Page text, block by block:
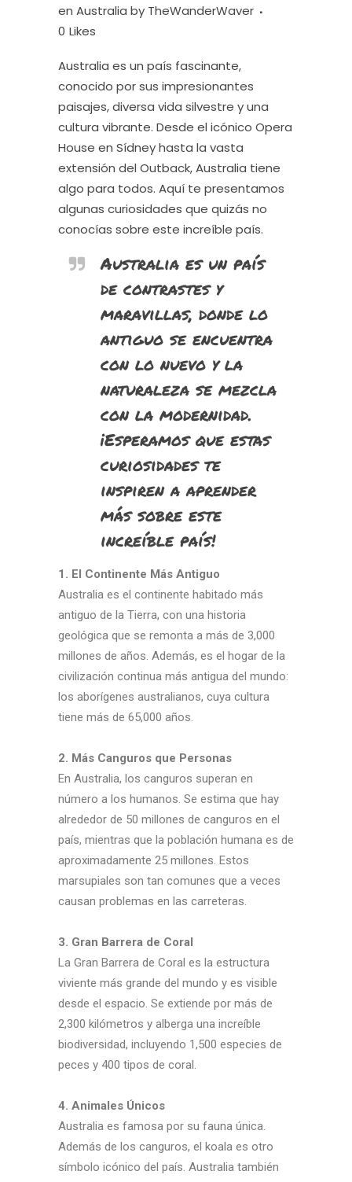
en Australia by TheWanderWaver
0 Likes
Australia es un país fascinante,
conocido por sus impresionantes
paisajes, diversa vida silvestre y una
cultura vibrante. Desde el icónico Opera
House en Sídney hasta la vasta
extensión del Outback, Australia tiene
algo para todos. Aquí te presentamos
algunas curiosidades que quizás no
conocías sobre este increíble país.
Australia es un país
de contrastes y
maravillas, donde lo
antiguo se encuentra
con lo nuevo y la
naturaleza se mezcla
con la modernidad.
¡Esperamos que estas
curiosidades te
inspiren a aprender
más sobre este
increíble país!
1. El Continente Más Antiguo
Australia es el continente habitado más
antiguo de la Tierra, con una historia
geológica que se remonta a más de 3,000
millones de años. Además, es el hogar de la
civilización continua más antigua del mundo:
los aborígenes australianos, cuya cultura
tiene más de 65,000 años.
2. Más Canguros que Personas
En Australia, los canguros superan en
número a los humanos. Se estima que hay
alrededor de 50 millones de canguros en el
país, mientras que la población humana es de
aproximadamente 25 millones. Estos
marsupiales son tan comunes que a veces
causan problemas en las carreteras.
3. Gran Barrera de Coral
La Gran Barrera de Coral es la estructura
viviente más grande del mundo y es visible
desde el espacio. Se extiende por más de
2,300 kilómetros y alberga una increíble
biodiversidad, incluyendo 1,500 especies de
peces y 400 tipos de coral.
4. Animales Únicos
Australia es famosa por su fauna única.
Además de los canguros, el koala es otro
símbolo icónico del país. Australia también